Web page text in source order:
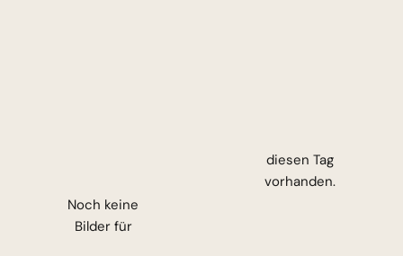
Noch keine
Bilder für
diesen Tag
vorhanden.